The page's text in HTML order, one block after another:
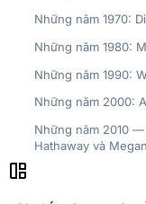
Những năm 1970:
Những năm 1980:
Những năm 1990:
Những năm 2000:
Những năm 2010 —
Hathaway và
auto_awesome_mosaic